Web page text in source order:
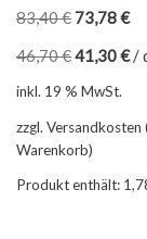
83,40€ 73,78€
46,70€41,30€/
inkl. 19 % MwSt.
zzgl. Versandkosten
Warenkorb)
Produkt enthält: